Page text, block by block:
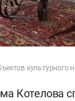
культурного
Котелова